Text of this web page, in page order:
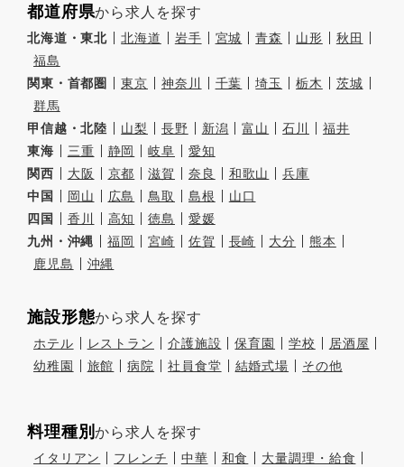
都道府県から求人を探す
北海道・東北 北海道 岩手 宮城 青森 山形
秋田
福島
関東・首都圏
東京 神奈川 千葉 埼玉 栃木
茨城
群馬
甲信越・北陸
山梨 長野 新潟 富山 石川
福井
東海
三重 静岡 岐阜
愛知
関西
大阪 京都 滋賀 奈良 和歌山
兵庫
中国
岡山 広島 鳥取 島根
山口
四国
香川 高知 徳島
愛媛
九州・沖縄
福岡 宮崎 佐賀 長崎 大分
熊本
鹿児島
沖縄
施設形態から求人を探す
ホテル レストラン 介護施設 保育園 学校
居酒屋
幼稚園
旅館 病院 社員食堂 結婚式場 その他
料理種別から求人を探す
イタリアン フレンチ 中華 和食
大量調理・給食